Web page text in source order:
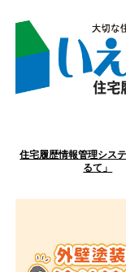
住宅履歴情報管理シス
るて」